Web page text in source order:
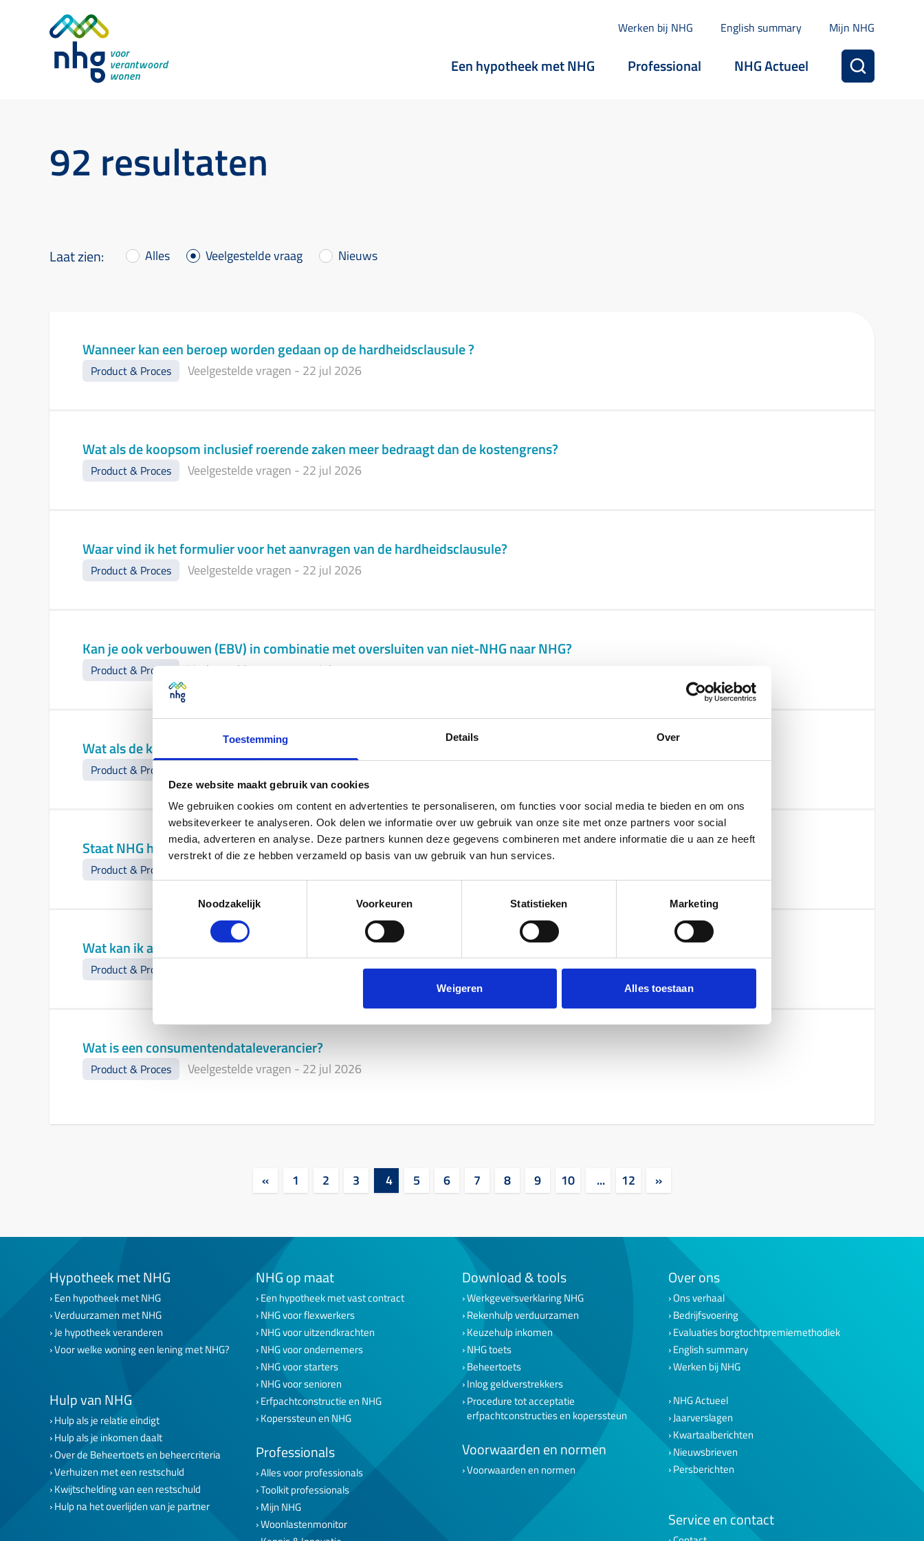
Toestemming Details Over
Deze website maakt gebruik van cookies
We gebruiken cookies om content en advertenties te personaliseren, om functies voor social media te bieden en om ons
websiteverkeer te analyseren. Ook delen we informatie over uw gebruik van onze site met onze partners voor social
media, adverteren en analyse. Deze partners kunnen deze gegevens combineren met andere informatie die u aan ze heeft
verstrekt of die ze hebben verzameld op basis van uw gebruik van hun services.
Noodzakelijk
Voorkeuren Statistieken Marketing
Weigeren Alles toestaan
Werken bij NHG English summary Mijn NHG
Een hypotheek met NHG Professional NHG Actueel
92 resultaten
Laat zien: Alles Veelgestelde vraag Nieuws
Wanneer kan een beroep worden gedaan op de hardheidsclausule ?
Product & Proces Veelgestelde vragen - 22 jul 2026
Wat als de koopsom inclusief roerende zaken meer bedraagt dan de kostengrens?
Product & Proces Veelgestelde vragen - 22 jul 2026
Waar vind ik het formulier voor het aanvragen van de hardheidsclausule?
Product & Proces Veelgestelde vragen - 22 jul 2026
Kan je ook verbouwen (EBV) in combinatie met oversluiten van niet-NHG naar NHG?
Product & Proces Veelgestelde vragen 22 jul 2026
Wat als de koopsom de kostengrens overschrijdt en de getaxeerde marktwaarde gelijk is aan de kostengrens?
Product & Proces
Staat NHG het gebruik van brondata toe?
Product & Proces
Wat kan ik als adviseur op dit moment met de ontwikkelingen van brondata?
Product & Proces
Wat is een consumentendataleverancier?
Product & Proces Veelgestelde vragen - 22 jul 2026
« 1 2 3 4 5 6 7 8 9 10 ... 12 »
Hypotheek met NHG
Een hypotheek met NHG
Verduurzamen met NHG
Je hypotheek veranderen
Voor welke woning een lening met NHG?
Hulp van NHG
Hulp als je relatie eindigt
Hulp als je inkomen daalt
Over de Beheertoets en beheercriteria
Verhuizen met een restschuld
Kwijtschelding van een restschuld
Hulp na het overlijden van je partner
NHG op maat
Een hypotheek met vast contract
NHG voor flexwerkers
NHG voor uitzendkrachten
NHG voor ondernemers
NHG voor starters
NHG voor senioren
Erfpachtconstructie en NHG
Koperssteun en NHG
Professionals
Alles voor professionals
Toolkit professionals
Mijn NHG
Woonlastenmonitor
Download & tools
Werkgeversverklaring NHG
Rekenhulp verduurzamen
Keuzehulp inkomen
NHG toets
Beheertoets
Inlog geldverstrekkers
Procedure tot acceptatie
erfpachtconstructies en koperssteun
Voorwaarden en normen
Voorwaarden en normen
Over ons
Ons verhaal
Bedrijfsvoering
Evaluaties borgtochtpremiemethodiek
English summary
Werken bij NHG
NHG Actueel
Jaarverslagen
Kwartaalberichten
Nieuwsbrieven
Persberichten
Service en contact